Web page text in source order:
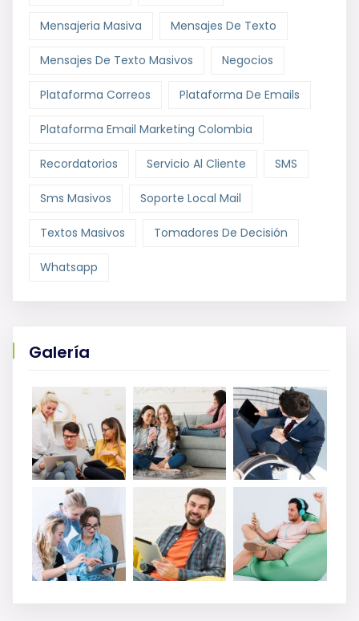
Mensajeria Masiva Mensajes De Texto
Mensajes De Texto Masivos Negocios
Plataforma Correos Plataforma De Emails
Plataforma Email Marketing Colombia
Recordatorios Servicio Al Cliente SMS
Sms Masivos Soporte Local Mail
Textos Masivos Tomadores De Decisión
Whatsapp
Galería